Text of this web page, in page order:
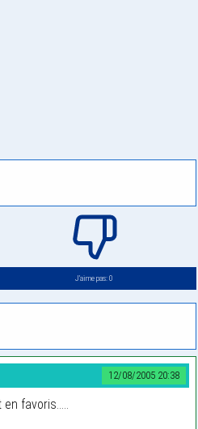
J’aime pas: 0
12/08/2005 20:38
favoris.....